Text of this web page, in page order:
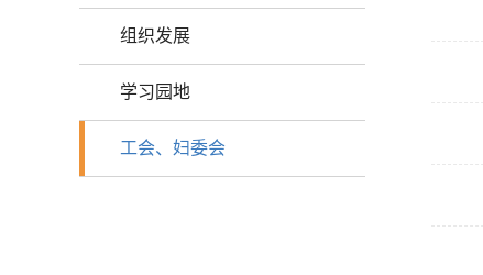
组织发展
学习园地
工会、妇委会